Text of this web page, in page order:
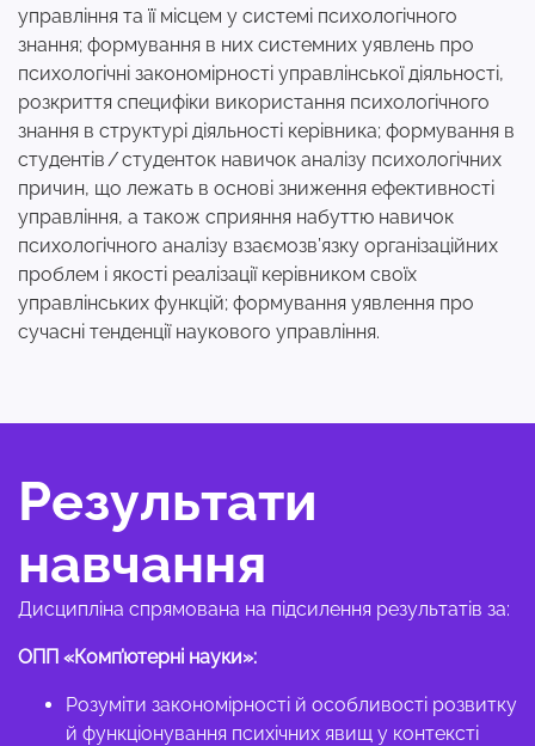
управління та її місцем у системі психологічного
знання; формування в них системних уявлень про
психологічні закономірності управлінської діяльності,
розкриття специфіки використання психологічного
знання в структурі діяльності керівника; формування в
студентів / студенток навичок аналізу психологічних
причин, що лежать в основі зниження ефективності
управління, а також сприяння набуттю навичок
психологічного аналізу взаємозв’язку організаційних
проблем і якості реалізації керівником своїх
управлінських функцій; формування уявлення про
сучасні тенденції наукового управління.
Результати
навчання
Дисципліна спрямована на підсилення результатів за:
ОПП «Комп’ютерні науки»:
Розуміти закономірності й особливості розвитку
й функціонування психічних явищ у контексті